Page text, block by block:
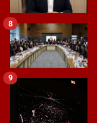
8
9